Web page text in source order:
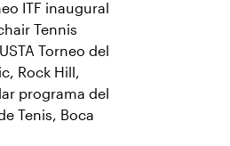
ITF inaugural
Tennis
Torneo del
Rock Hill,
programa del
Tenis, Boca